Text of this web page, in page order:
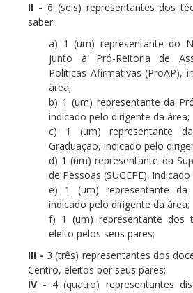
II - 6 (seis) representantes dos
saber:
a) 1 (um) representante do
junto à Pró-Reitoria de
Políticas Afirmativas (ProAP),
área;
b) 1 (um) representante da
indicado pelo dirigente da área;
c) 1 (um) representante
Graduação, indicado pelo
d) 1 (um) representante da
de Pessoas (SUGEPE),
e) 1 (um) representante da
indicado pelo dirigente da área;
f) 1 (um) representante dos
eleito pelos seus pares;
III - 3 (três) representantes dos
Centro, eleitos por seus pares;
IV - 4 (quatro) representantes